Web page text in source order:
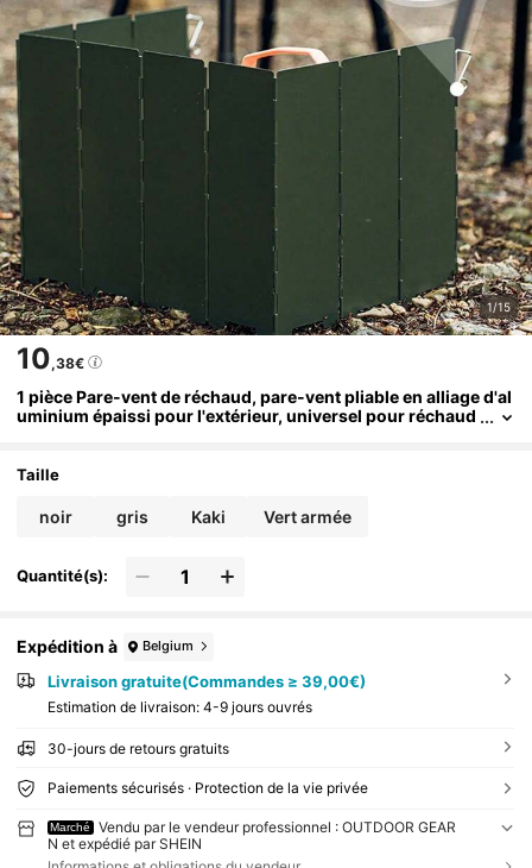
1/15
10,38€
1 pièce Pare-vent de réchaud, pare-vent pliable en alliage d'al
uminium épaissi pour l'extérieur, universel pour réchaud
rangement
Taille
noir gris Kaki Vert armée
Quantité(s):
Expédition à Belgium
Livraison gratuite(Commandes ≥ 39,00€)
Estimation de livraison: 4-9 jours ouvrés
30-jours de retours gratuits
Paiements sécurisés · Protection de la vie privée
Marché
Vendu par le vendeur professionnel : OUTDOOR GEAR
N et expédié par SHEIN